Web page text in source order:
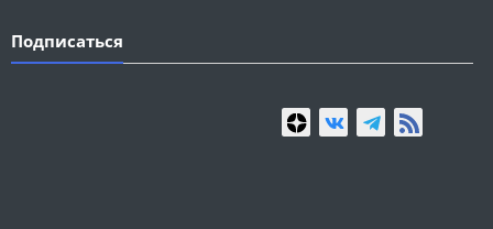
Подписаться